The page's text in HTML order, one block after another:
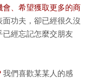
、希望獲取更多的商
功夫，卻已經很久沒
經忘記怎麼交朋友
我們喜歡某某人的感